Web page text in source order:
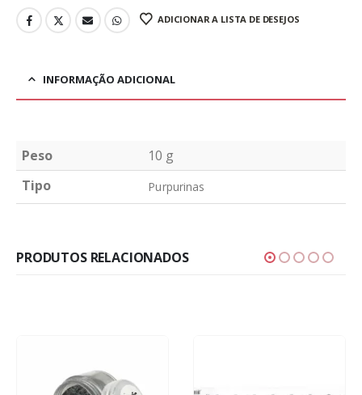
ADICIONAR A LISTA DE DESEJOS
INFORMAÇÃO ADICIONAL
Peso
10 g
Tipo
Purpurinas
PRODUTOS RELACIONADOS